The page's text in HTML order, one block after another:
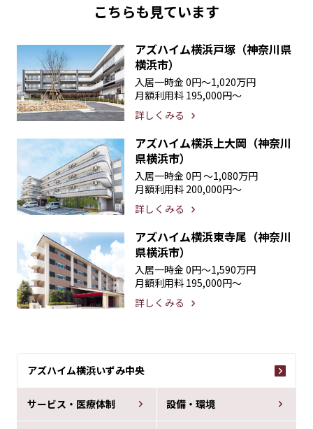
アズハイム横浜いずみ中央
サービス・医療体制 設備・環境
こちらも見ています
アズハイム横浜戸塚（神奈川県
横浜市）
入居一時金 0円〜1,020万円
月額利用料 195,000円〜
詳しくみる
アズハイム横浜上大岡（神奈川
県横浜市）
入居一時金 0円 〜1,080万円
月額利用料 200,000円〜
詳しくみる
アズハイム横浜東寺尾（神奈川
県横浜市）
入居一時金 0円〜1,590万円
月額利用料 195,000円〜
詳しくみる